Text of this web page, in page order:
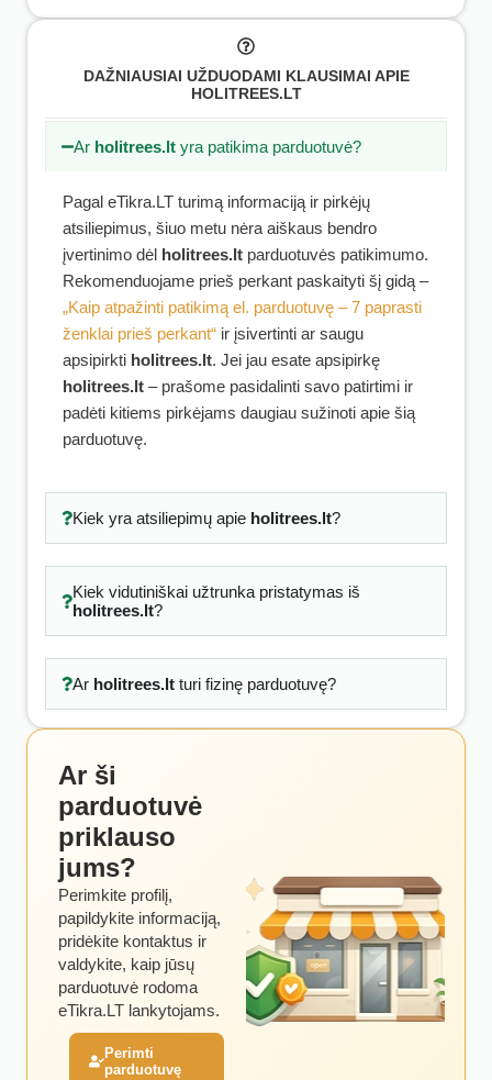
DAŽNIAUSIAI UŽDUODAMI KLAUSIMAI APIE
HOLITREES.LT
Ar holitrees.lt yra patikima parduotuvė?
Pagal eTikra.LT turimą informaciją ir pirkėjų
atsiliepimus, šiuo metu nėra aiškaus bendro
įvertinimo dėl holitrees.lt parduotuvės patikimumo.
Rekomenduojame prieš perkant paskaityti šį gidą –
„Kaip atpažinti patikimą el. parduotuvę – 7 paprasti
ženklai prieš perkant“ ir įsivertinti ar saugu
apsipirkti holitrees.lt. Jei jau esate apsipirkę
holitrees.lt – prašome pasidalinti savo patirtimi ir
padėti kitiems pirkėjams daugiau sužinoti apie šią
parduotuvę.
Kiek yra atsiliepimų apie holitrees.lt?
Kiek vidutiniškai užtrunka pristatymas iš
holitrees.lt?
Ar holitrees.ltturi fizinę parduotuvę?
Ar ši
parduotuvė
priklauso
jums?
Perimkite profilį,
papildykite informaciją,
pridėkite kontaktus ir
valdykite, kaip jūsų
parduotuvė rodoma
eTikra.LT lankytojams.
Perimti
parduotuvę